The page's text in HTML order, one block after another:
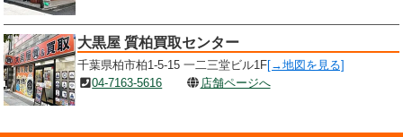
大黒屋 質柏買取センター
千葉県柏市柏1-5-15 一二三堂ビル1F[→地図を見る]
04-7163-5616
店舗ページへ